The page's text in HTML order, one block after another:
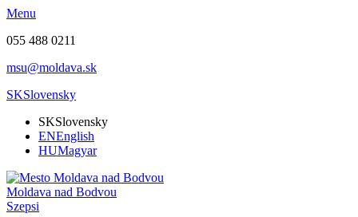
Menu
055 488 0211
msu@moldava.sk
SKSlovensky
SKSlovensky
ENEnglish
HUMagyar
Moldava nad Bodvou
Szepsi